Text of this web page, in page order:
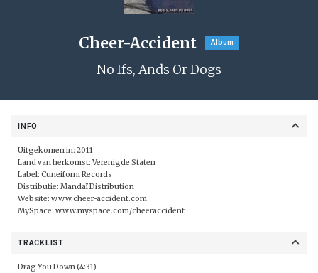
Cheer-Accident Album
No Ifs, Ands Or Dogs
INFO
Uitgekomen in: 2011
Land van herkomst: Verenigde Staten
Label: Cuneiform Records
Distributie: Mandaï Distribution
Website: www.cheer-accident.com
MySpace: www.myspace.com/cheeraccident
TRACKLIST
Drag You Down (4:31)